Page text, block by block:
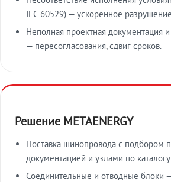
IEC 60529) — ускоренное
Неполная проектная документация
— пересогласования, сдвиг сроков.
Решение METAENERGY
Поставка шинопровода с подбором
документацией и узлами по
Соединительные и отводные блоки